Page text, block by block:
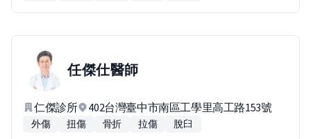
任傑仕醫師
仁傑診所 402台灣臺中市南區工學里高工路153號
外傷 扭傷 骨折 拉傷 脫臼